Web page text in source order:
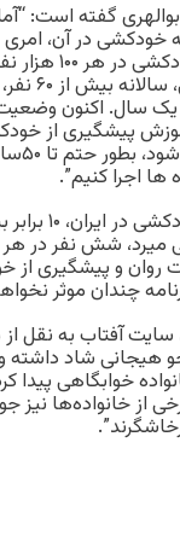
گفته است:
خودکشی در آن،
نزدیک به
سال. اکنون
پیشگیری از
ها اجرا کنیم”.
او
میرد، شش نفر در
روان و پیشگیری از
چندان موثر
آفتاب به نقل
جو هیجانی شاد
خوابگاهی
از خانواده‌ها